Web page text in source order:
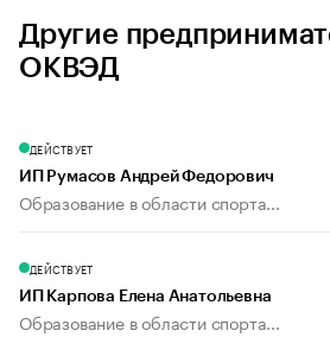
Другие
ОКВЭД
ДЕЙСТВУЕТ
ИП Румасов Андрей Федорович
Образование в области спорта...
ДЕЙСТВУЕТ
ИП Карпова Елена Анатольевна
Образование в области спорта...